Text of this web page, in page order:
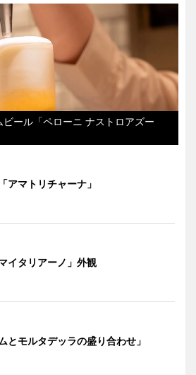
ール「ペローニ ナストロアズー
アマトリチャーナ」
イタリアーノ」外観
とモルタデッラの盛り合わせ」